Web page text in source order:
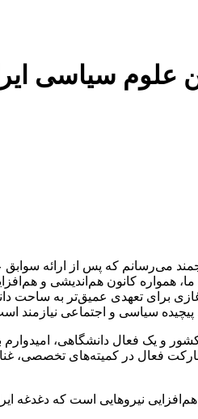
علوم سیاسی
می‌رسانم که پس از ارائه
همواره کانون هم‌اندیشی و
برای تعهدی عمیق‌تر به ساحت
سیاسی و اجتماعی نیازمند
و یک فعال دانشگاهی، امیدوارم
فعال در کمیته‌های تخصصی،
نیروهایی است که